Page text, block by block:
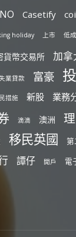
Casetify
holiday 上市 低
貨幣交易所 加拿
業貸款 富豪
措施 新股 業務
滴滴 澳洲
移民英國
譚仔 開戶 電